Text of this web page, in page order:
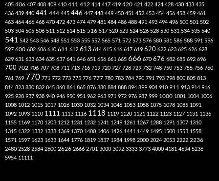
405 406 407 408 409 410 411 412 414 417 419 420 421 422 424 428 430 433 435
436 439 440 441 444 445 446 447 448 449 450 451 452 453 454 456 458 459 461
463 464 466 468 470 472 473 474 479 481 484 486 488 491 493 494 496 500 501 502
503 504 505 506 511 512 514 515 516 517 520 523 524 526 528 530 531 534 535 540
541 542 543 546 548 551 553 555 557 565 571 572 573 576 580 581 586 588 591 596
597 600 602 606 610 611 612 613 614 615 616 617 619 620 622 623 625 626 628
629 631 633 634 635 637 641 646 651 656 661 665 666 670 676 682 685 692 696
700 702 706 707 708 711 713 716 719 720 727 728 729 732 748 750 753 755 756 760
761 769 770 771 772 773 775 776 777 780 783 784 790 791 793 798 800 805 813
814 823 830 832 845 860 861 865 876 880 884 888 894 899 904 910 911 913 914 916
925 928 937 938 940 946 950 951 962 963 971 972 976 987 999 1000 1001 1004 1006
1008 1012 1015 1017 1026 1030 1032 1034 1046 1053 1058 1075 1078 1085 1091
1092 1093 1110 1111 1113 1116 1118 1119 1120 1121 1122 1123 1127 1131 1136
1155 1169 1170 1203 1212 1231 1232 1241 1249 1261 1267 1288 1291 1307 1310
1315 1322 1332 1338 1369 1370 1400 1406 1426 1441 1449 1495 1500 1553 1558
1571 1597 1623 1633 1644 1776 1819 1837 1984 1998 2000 2024 2053 2222 2236
2480 2528 2584 2600 2626 2666 2701 3000 3092 3333 3773 4000 4181 4694 5236
5954 11111